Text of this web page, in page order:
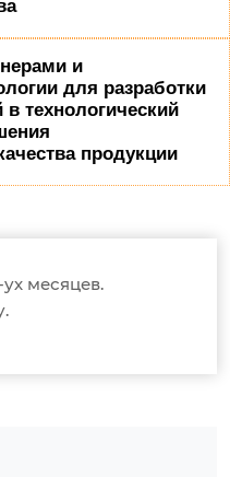
и
для разработки
технологический
продукции
месяцев.